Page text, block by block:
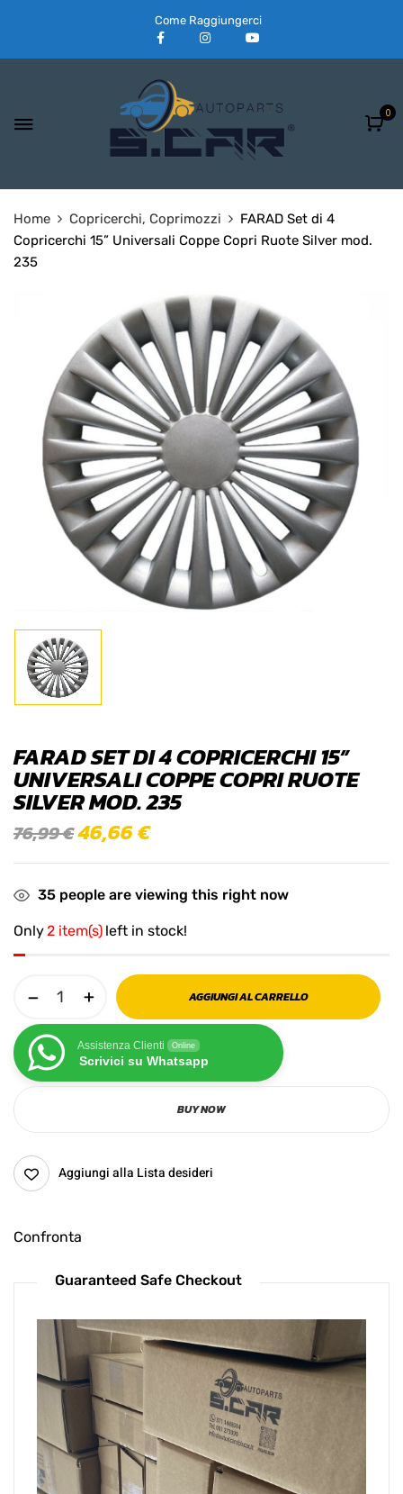
Come Raggiungerci
0
Home Copricerchi, Coprimozzi
FARAD Set di 4
Copricerchi 15” Universali Coppe Copri Ruote Silver mod.
235
FARAD SET DI 4 COPRICERCHI 15”
UNIVERSALI COPPE COPRI RUOTE
SILVER MOD. 235
76,99€46,66€
35 people are viewing this right now
Only2 item(s) left in stock!
AGGIUNGI AL CARRELLO
Assistenza Clienti Online
Scrivici su Whatsapp
BUY NOW
Aggiungi alla Lista desideri
Confronta
Guaranteed Safe Checkout